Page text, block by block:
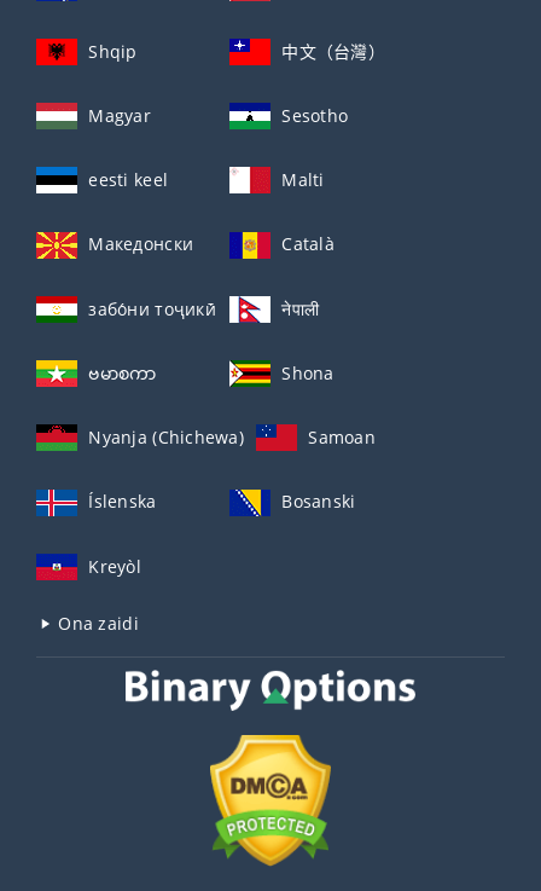
Shqip 中文（台灣）
Magyar Sesotho
eesti keel Malti
Македонски Català
забо́ни тоҷикӣ́ नेपाली
ဗမာစကာ Shona
Nyanja (Chichewa) Samoan
Íslenska Bosanski
Kreyòl
Ona zaidi